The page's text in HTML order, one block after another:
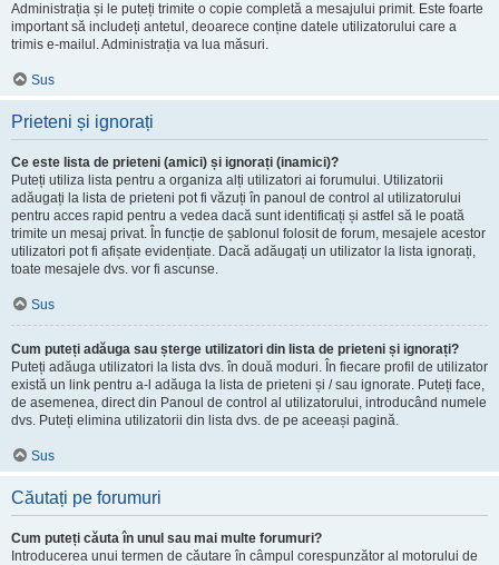
Administrația și le puteți trimite o copie completă a mesajului primit. Este foarte
important să includeți antetul, deoarece conține datele utilizatorului care a
trimis e-mailul. Administrația va lua măsuri.
Sus
Prieteni și ignorați
Ce este lista de prieteni (amici) și ignorați (inamici)?
Puteți utiliza lista pentru a organiza alți utilizatori ai forumului. Utilizatorii
adăugați la lista de prieteni pot fi văzuți în panoul de control al utilizatorului
pentru acces rapid pentru a vedea dacă sunt identificați și astfel să le poată
trimite un mesaj privat. În funcție de șablonul folosit de forum, mesajele acestor
utilizatori pot fi afișate evidențiate. Dacă adăugați un utilizator la lista ignorați,
toate mesajele dvs. vor fi ascunse.
Sus
Cum puteți adăuga sau șterge utilizatori din lista de prieteni și ignorați?
Puteți adăuga utilizatori la lista dvs. în două moduri. În fiecare profil de utilizator
există un link pentru a-l adăuga la lista de prieteni și / sau ignorate. Puteți face,
de asemenea, direct din Panoul de control al utilizatorului, introducând numele
dvs. Puteți elimina utilizatorii din lista dvs. de pe aceeași pagină.
Sus
Căutați pe forumuri
Cum puteți căuta în unul sau mai multe forumuri?
Introducerea unui termen de căutare în câmpul corespunzător al motorului de